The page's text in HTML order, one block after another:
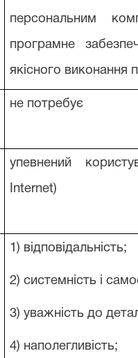
персональним
програмне
якісного виконання
не потребує
упевнений
Internet)
1) відповідальність;
2) системність і
3) уважність до
4) наполегливість;